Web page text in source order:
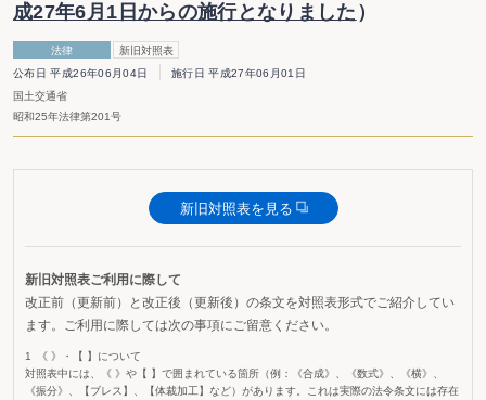
成27年6月1日からの施行となりました ）
法律
新旧対照表
公布日 平成26年06月04日
施行日 平成27年06月01日
国土交通省
昭和25年法律第201号
新旧対照表を見る
新旧対照表ご利用に際して
改正前（更新前）と改正後（更新後）の条文を対照表形式でご紹介してい
ます。ご利用に際しては次の事項にご留意ください。
《 》・【 】について
対照表中には、《 》や【 】で囲まれている箇所（例：《合成》、《数式》、《横》、
《振分》、【ブレス】、【体裁加工】など）があります。これは実際の法令条文には存在